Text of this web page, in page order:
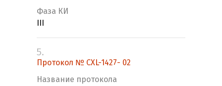
Фаза КИ
5.
Протокол № CXL-1427- 02
Название протокола